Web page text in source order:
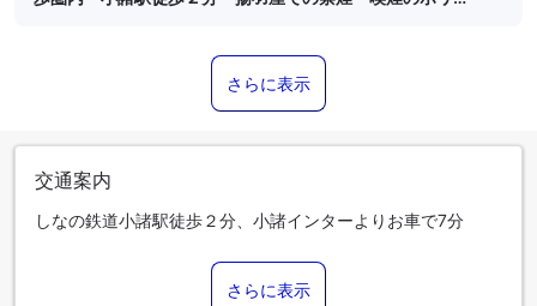
さらに表示
交通案内
しなの鉄道小諸駅徒歩２分、小諸インターよりお車で7分
さらに表示